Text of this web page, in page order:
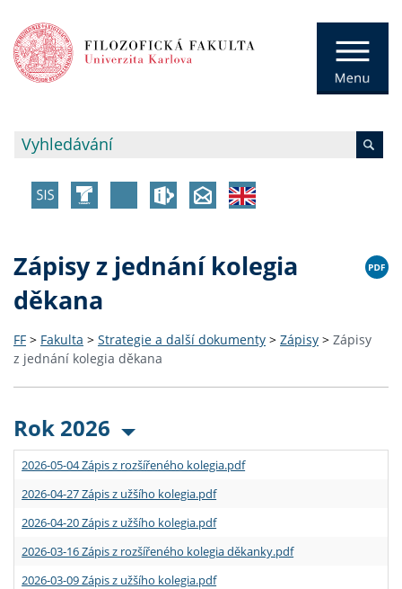
Zápisy z jednání kolegia
děkana
FF > Fakulta > Strategie a další dokumenty > Zápisy > Zápisy
z jednání kolegia děkana
Rok 2026
2026-05-04 Zápis z rozšířeného kolegia.pdf
2026-04-27 Zápis z užšího kolegia.pdf
2026-04-20 Zápis z užšího kolegia.pdf
2026-03-16 Zápis z rozšířeného kolegia děkanky.pdf
2026-03-09 Zápis z užšího kolegia.pdf